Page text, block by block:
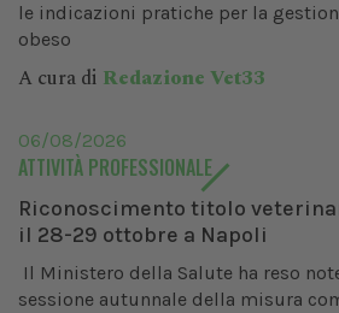
le indicazioni pratiche per la
obeso
A cura di Redazione Vet33
06/08/2026
ATTIVITÀ PROFESSIONALE
Riconoscimento titolo
il 28-29 ottobre a Napoli
Il Ministero della Salute ha reso
sessione autunnale della misura